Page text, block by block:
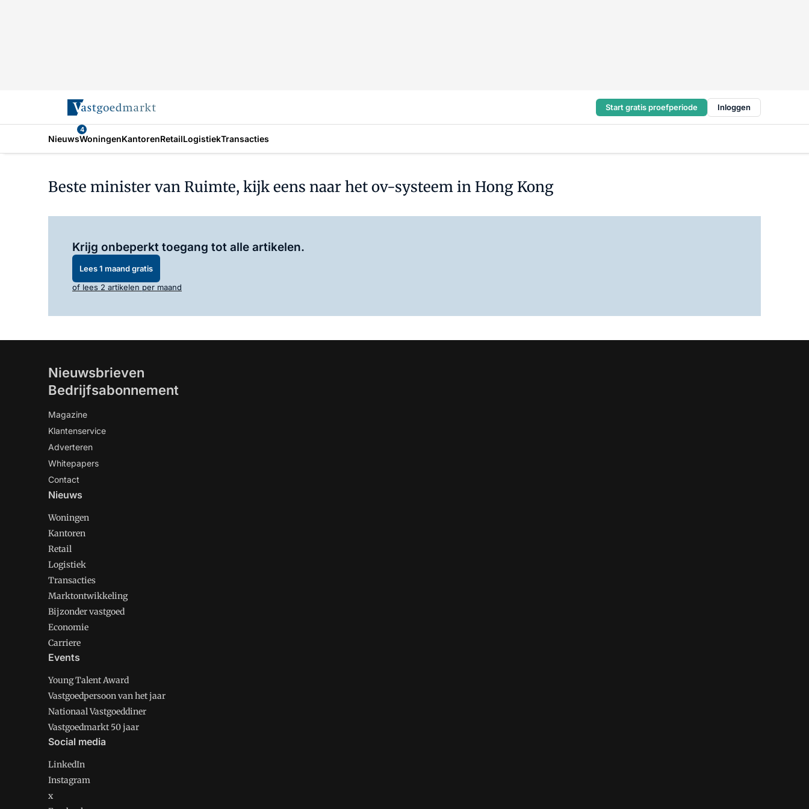
Start gratis proefperiode Inloggen
Nieuws
4
WoningenKantorenRetailLogistiekTransacties
Beste minister van Ruimte, kijk eens naar het ov-systeem in Hong Kong
Krijg onbeperkt toegang tot alle artikelen.
Lees 1 maand gratis
of lees 2 artikelen per maand
Nieuwsbrieven
Bedrijfsabonnement
Magazine
Klantenservice
Adverteren
Whitepapers
Contact
Nieuws
Woningen
Kantoren
Retail
Logistiek
Transacties
Marktontwikkeling
Bijzonder vastgoed
Economie
Carriere
Events
Young Talent Award
Vastgoedpersoon van het jaar
Nationaal Vastgoeddiner
Vastgoedmarkt 50 jaar
Social media
LinkedIn
Instagram
x